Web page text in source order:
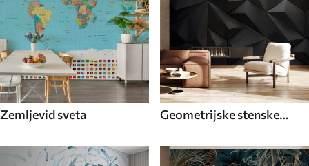
Zemljevid sveta
Geometrijske stenske